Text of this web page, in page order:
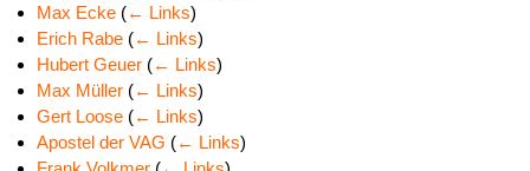
Max Ecke (← Links)
Erich Rabe (← Links)
Hubert Geuer (← Links)
Max Müller (← Links)
Gert Loose (← Links)
Apostel der VAG (← Links)